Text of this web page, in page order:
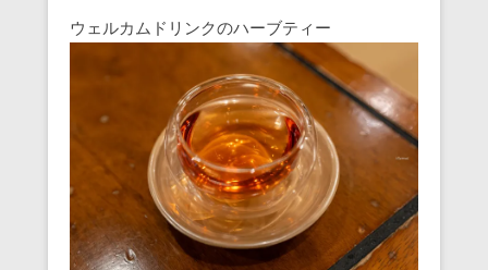
ウェルカムドリンクのハーブティー